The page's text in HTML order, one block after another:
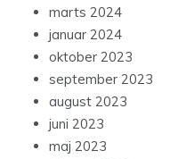
marts 2024
januar 2024
oktober 2023
september 2023
august 2023
juni 2023
maj 2023